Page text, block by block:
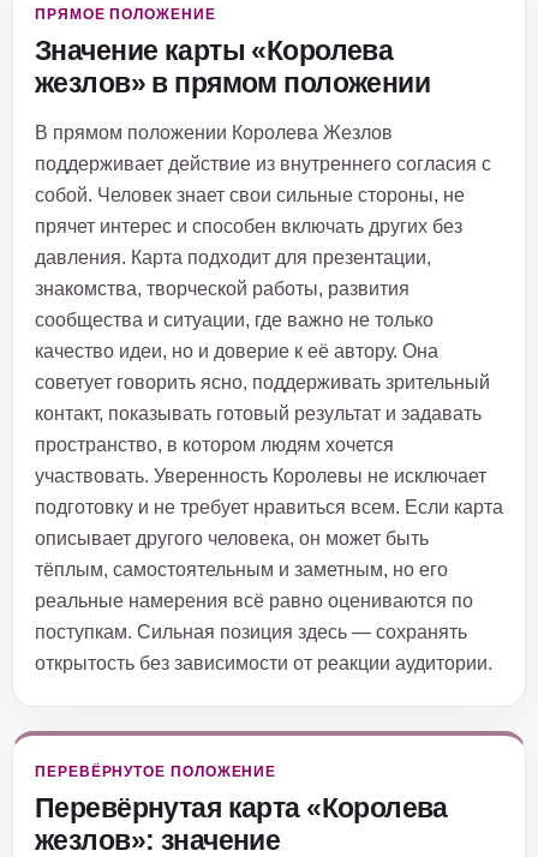
ПРЯМОЕ ПОЛОЖЕНИЕ
Значение карты «Королева
жезлов» в прямом положении
В прямом положении Королева Жезлов
поддерживает действие из внутреннего согласия с
собой. Человек знает свои сильные стороны, не
прячет интерес и способен включать других без
давления. Карта подходит для презентации,
знакомства, творческой работы, развития
сообщества и ситуации, где важно не только
качество идеи, но и доверие к её автору. Она
советует говорить ясно, поддерживать зрительный
контакт, показывать готовый результат и задавать
пространство, в котором людям хочется
участвовать. Уверенность Королевы не исключает
подготовку и не требует нравиться всем. Если карта
описывает другого человека, он может быть
тёплым, самостоятельным и заметным, но его
реальные намерения всё равно оцениваются по
поступкам. Сильная позиция здесь — сохранять
открытость без зависимости от реакции аудитории.
ПЕРЕВЁРНУТОЕ ПОЛОЖЕНИЕ
Перевёрнутая карта «Королева
жезлов»: значение